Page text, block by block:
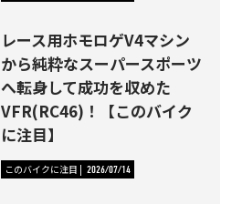
レース用ホモロゲV4マシン
から純粋なスーパースポーツ
へ転身して成功を収めた
VFR(RC46)！【このバイク
に注目】
このバイクに注目 2026/07/14